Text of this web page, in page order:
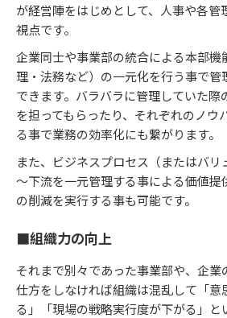
が経営陣をはじめとして、人事や各管
視点です。
企業同士や事業部の統合による本部機
理・法務など）の一元化を行う事で
できます。バラバラに管理していた際
を担ってもらったり、それぞれのノウ
る事で業務の効率化にも繋がります。
また、ビジネスプロセス（またはバ
～下流を一元管理する事による価値提
の削減を実行する事も可能です。
■組織力の向上
それまで別々であった事業部や、企業
仕方をしなければ組織は混乱して「意
る」「現場の戦略実行度が下がる」と